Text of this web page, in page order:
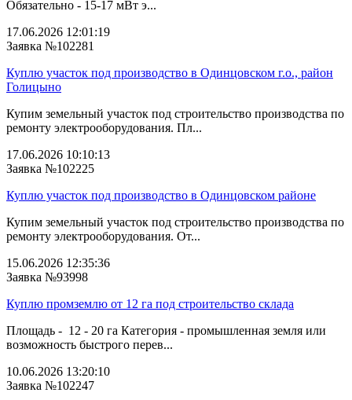
Обязательно - 15-17 мВт э...
17.06.2026 12:01:19
Заявка №102281
Куплю участок под производство в Одинцовском г.о., район
Голицыно
Купим земельный участок под строительство производства по
ремонту электрооборудования. Пл...
17.06.2026 10:10:13
Заявка №102225
Куплю участок под производство в Одинцовском районе
Купим земельный участок под строительство производства по
ремонту электрооборудования. От...
15.06.2026 12:35:36
Заявка №93998
Куплю промземлю от 12 га под строительство склада
Площадь - 12 - 20 га Категория - промышленная земля или
возможность быстрого перев...
10.06.2026 13:20:10
Заявка №102247